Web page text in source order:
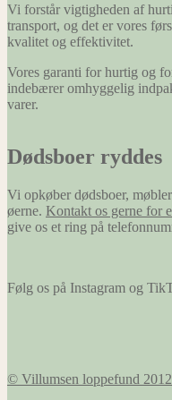
Vi forstår vigtigheden af
transport, og det er vores
kvalitet og effektivitet.
Vores garanti for hurtig og
indebærer omhyggelig
varer.
Dødsboer ryddes
Vi opkøber dødsboer,
øerne. Kontakt os gerne for
give os et ring på
Følg os på Instagram og
© Villumsen loppefund